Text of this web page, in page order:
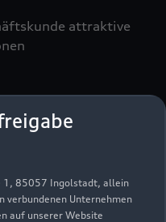
1, 85057 Ingolstadt, allein
verbundenen Unternehmen
auf unserer Website
attraktive